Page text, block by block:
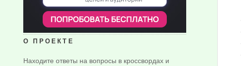
О ПРОЕКТЕ
Находите ответы на вопросы в кроссвордах и